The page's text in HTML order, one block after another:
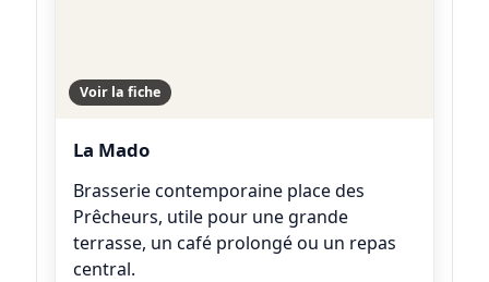
Voir la fiche
La Mado
Brasserie contemporaine place des
Prêcheurs, utile pour une grande
terrasse, un café prolongé ou un repas
central.